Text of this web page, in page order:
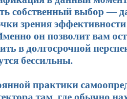
собственный выбор —
зрения
он позволит вам
в долгосрочной
бессильны.
практики